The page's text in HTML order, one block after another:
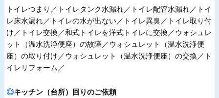
トイレつまり／トイレタンク水漏れ／トイレ配管水漏れ／トイ
レ床水漏れ／トイレの水が出ない／トイレ異臭／トイレ取り付
け／トイレ交換／和式トイレを洋式トイレに交換／ウォシュレ
ット（温水洗浄便座）の故障／ウォシュレット（温水洗浄便
座）の取り付け／ウォシュレット（温水洗浄便座）の交換／ト
イレリフォーム／
キッチン（台所）回りのご依頼